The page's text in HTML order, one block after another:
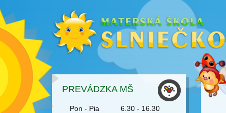
PREVÁDZKA MŠ
Pon - Pia 6.30 - 16.30